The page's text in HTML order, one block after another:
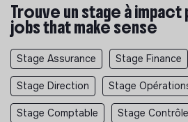
Trouve un stage à
jobs that make sense
Stage Assurance Stage Finance
Stage Direction Stage
Stage Comptable Stage